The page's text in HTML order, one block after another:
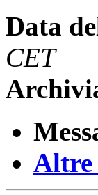
Data
CET
Altre